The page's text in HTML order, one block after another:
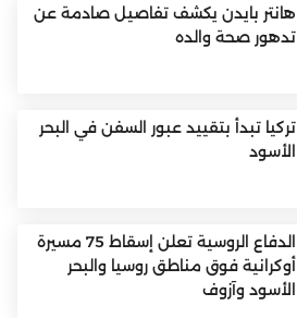
هانتر بايدن يكشف تفاصيل صادمة عن
تدهور صحة والده
تركيا تبدأ بتقييد عبور السفن في البحر
الأسود
الدفاع الروسية تعلن إسقاط 75 مسيرة
أوكرانية فوق مناطق روسيا والبحر
الأسود وآزوف